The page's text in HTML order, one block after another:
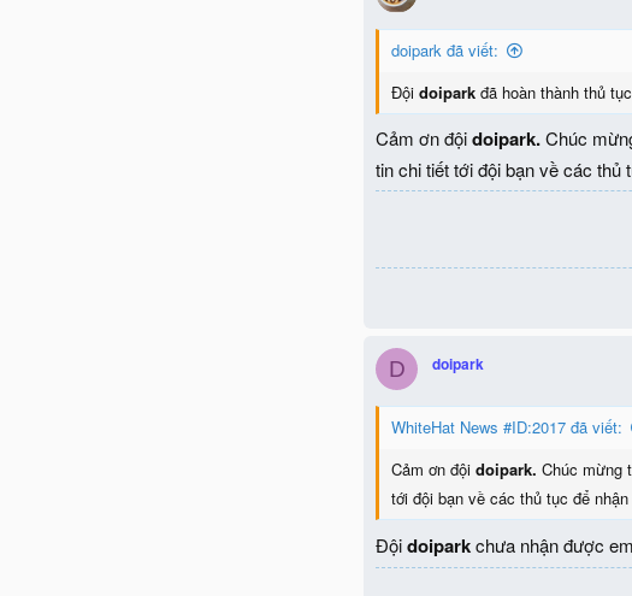
doipark đã viết:
Đội doipark đã hoàn thành thủ
Cảm ơn độidoipark.Chúc
tin chi tiết tới đội bạn về các thủ
D doipark
WhiteHat News #ID:2017 đã viết:
Cảm ơn đội doipark. Chúc mừng
tới đội bạn về các thủ tục để
Độidoiparkchưa nhận được